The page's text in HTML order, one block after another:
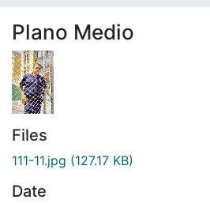
Plano Medio
Files
111-11.jpg (127.17 KB)
Date